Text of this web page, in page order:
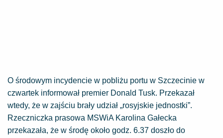
O środowym incydencie w pobliżu portu w Szczecinie w
czwartek informował premier Donald Tusk. Przekazał
wtedy, że w zajściu brały udział „rosyjskie jednostki”.
Rzeczniczka prasowa MSWiA Karolina Gałecka
przekazała, że w środę około godz. 6.37 doszło do